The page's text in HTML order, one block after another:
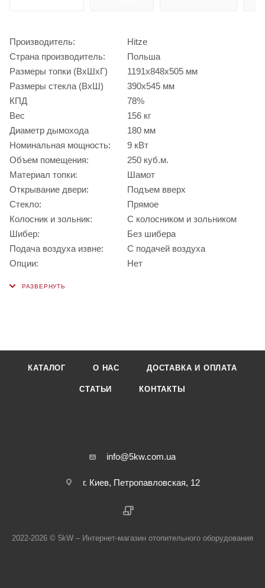
Производитель:
Hitze
Страна производитель:
Польша
Размеры топки (ВхШхГ)
1191х848х505 мм
Размеры стекла (ВхШ)
390х545 мм
КПД
78%
Вес
156 кг
Диаметр дымохода
180 мм
Номинальная мощность:
9 кВт
Объем помещения:
250 куб.м.
Материал топки:
Шамот
Открывание двери:
Подъем вверх
Стекло:
Прямое
Колосник и зольник:
С колосником и зольником
Шибер:
Без шибера
Подача воздуха извне:
С подачей воздуха
Опции:
Нет
КАТАЛОГ О НАС ДОСТАВКА И ОПЛАТА
СТАТЬИ КОНТАКТЫ
info@5kw.com.ua
г. Киев, Петропавловская, 12
2022-2026 © 5kW – Интернет-магазин отопительного оборудования